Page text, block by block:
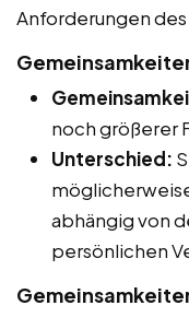
Anforderungen
noch größerer
Unterschied:
abhängig von
persönlichen